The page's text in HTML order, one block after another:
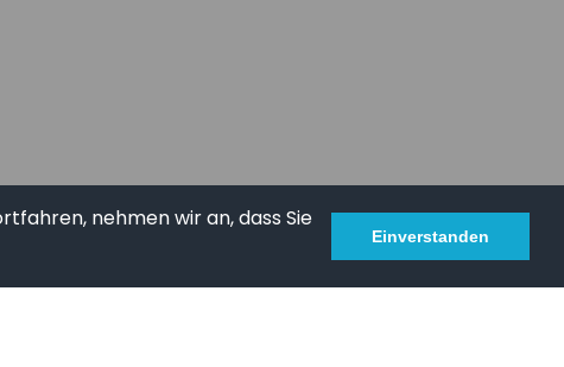
nehmen wir an, dass Sie
Einverstanden